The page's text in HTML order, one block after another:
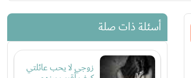
أسئلة ذات صلة
زوجي لا يحب عائلتي